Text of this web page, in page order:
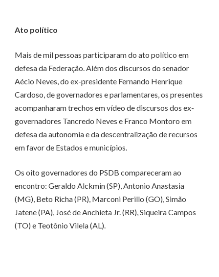
Ato político
Mais de mil pessoas participaram do ato político em
defesa da Federação. Além dos discursos do senador
Aécio Neves, do ex-presidente Fernando Henrique
Cardoso, de governadores e parlamentares, os presentes
acompanharam trechos em vídeo de discursos dos ex-
governadores Tancredo Neves e Franco Montoro em
defesa da autonomia e da descentralização de recursos
em favor de Estados e municípios.
Os oito governadores do PSDB compareceram ao
encontro: Geraldo Alckmin (SP), Antonio Anastasia
(MG), Beto Richa (PR), Marconi Perillo (GO), Simão
Jatene (PA), José de Anchieta Jr. (RR), Siqueira Campos
(TO) e Teotônio Vilela (AL).